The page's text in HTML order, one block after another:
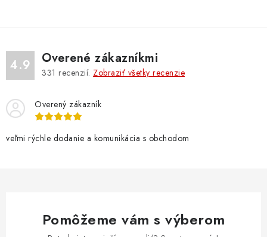
4.9 Overené zákazníkmi
331 recenzií. Zobraziť všetky recenzie
Overený zákazník
veľmi rýchle dodanie a komunikácia s obchodom
Pomôžeme vám s výberom